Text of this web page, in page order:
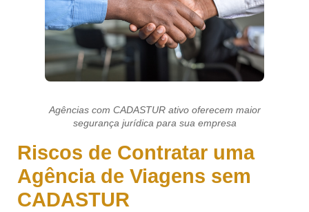
Agências com CADASTUR ativo oferecem maior
segurança jurídica para sua empresa
Riscos de Contratar uma
Agência de Viagens sem
CADASTUR